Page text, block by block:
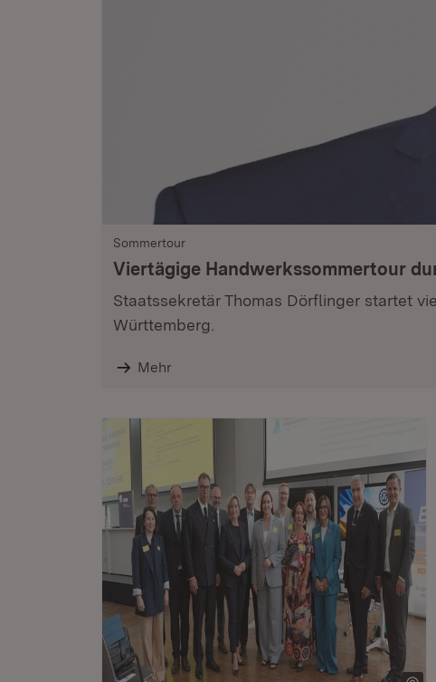
Sommertour
Viertägige Handwerkssommertour
Staatssekretär Thomas Dörflinger startet
Württemberg.
Mehr